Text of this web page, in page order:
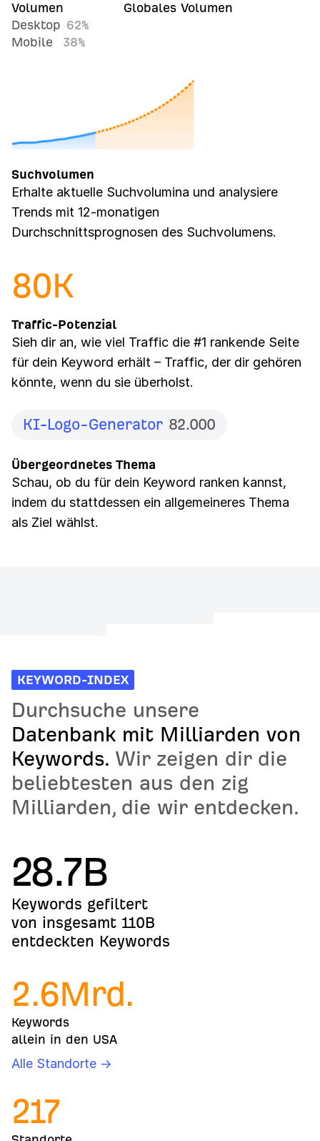
Volumen
Desktop 62%
Mobile
38%
Globales Volumen
Suchvolumen
Erhalte aktuelle Suchvolumina und analysiere
Trends mit 12-monatigen
Durchschnittsprognosen des Suchvolumens.
80K
Traffic-Potenzial
Sieh dir an, wie viel Traffic die #1 rankende Seite
für dein Keyword erhält – Traffic, der dir gehören
könnte, wenn du sie überholst.
KI-Logo-Generator 82.000
Übergeordnetes Thema
Schau, ob du für dein Keyword ranken kannst,
indem du stattdessen ein allgemeineres Thema
als Ziel wählst.
KEYWORD-INDEX
Durchsuche unsere
Datenbank mit Milliarden von
Keywords. Wir zeigen dir die
beliebtesten aus den zig
Milliarden, die wir entdecken.
28.7B
Keywords gefiltert
von insgesamt 110B
entdeckten Keywords
2.6Mrd.
Keywords
allein in den USA
Alle Standorte →
217